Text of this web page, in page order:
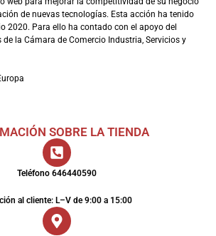
de nuevas tecnologías. Esta acción ha tenido
2020. Para ello ha contado con el apoyo del
de la Cámara de Comercio Industria, Servicios y
SOBRE LA TIENDA
Teléfono 646440590
al cliente: L–V de 9:00 a 15:00